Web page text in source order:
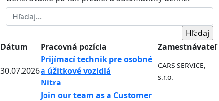
Dátum Pracovná pozícia Zamestnávateľ
30.07.2026
Prijímací technik pre osobné
a úžitkové vozidlá
Nitra
CARS SERVICE,
s.r.o.
Join our team as a Customer